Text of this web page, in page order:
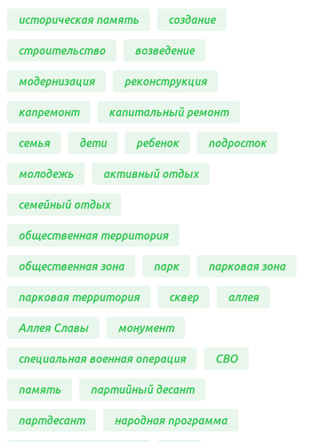
историческая память создание
строительство возведение
модернизация реконструкция
капремонт капитальный ремонт
семья дети ребенок подросток
молодежь активный отдых
семейный отдых
общественная территория
общественная зона парк парковая зона
парковая территория сквер аллея
Аллея Славы монумент
специальная военная операция СВО
память партийный десант
партдесант народная программа